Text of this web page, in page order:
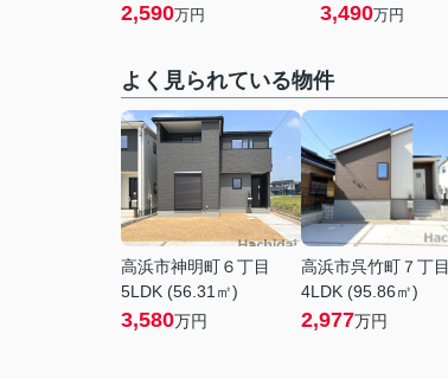
2,590万円 3,490万円
よく見られている物件
高浜市神明町６丁目
5LDK (56.31㎡)
3,580万円
高浜市呉竹町７丁目
4LDK (95.86㎡)
2,977万円